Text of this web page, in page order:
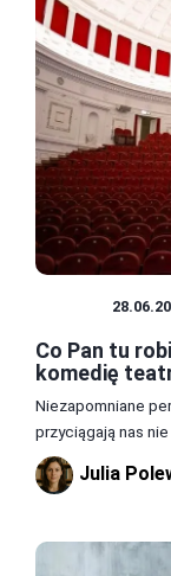
Co Pan tu
komedię
Niezapomniane
przyciągają nas nie
Julia